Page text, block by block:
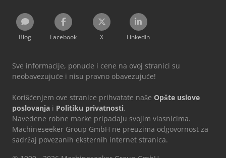
Blog Facebook X LinkedIn
Sve informacije, ponude i cene na ovoj stranici su
neobavezujuće i nisu pravno obavezujuće!
Korišćenjem ove stranice prihvatate naše Opšte uslove
poslovanja i Politiku privatnosti.
Navedene robne marke pripadaju svojim vlasnicima.
Machineseeker Group GmbH ne preuzima odgovornost za
sadržaj povezanih eksternih internet stranica.